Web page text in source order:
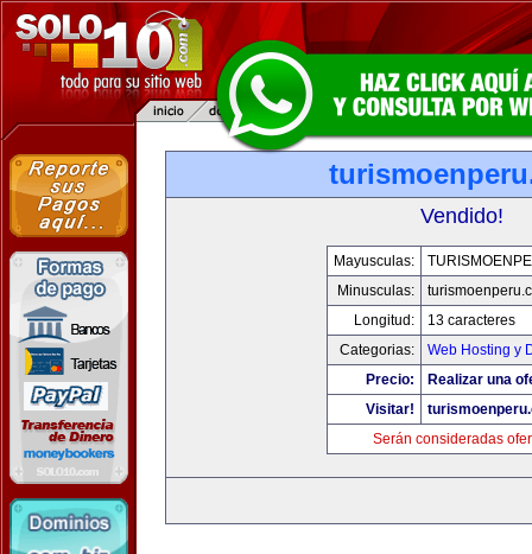
Vendido!
Mayusculas:
Minusculas:
Longitud:
13 caracteres
Categorias:
Web Hosting y
Precio:
Realizar una
Visitar!
Serán consideradas